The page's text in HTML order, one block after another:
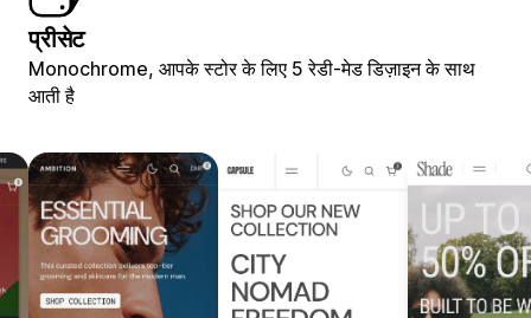
प्रीसेट
Monochrome, आपके स्टोर के लिए 5 रेडी-मेड डिज़ाइन के साथ
आती है